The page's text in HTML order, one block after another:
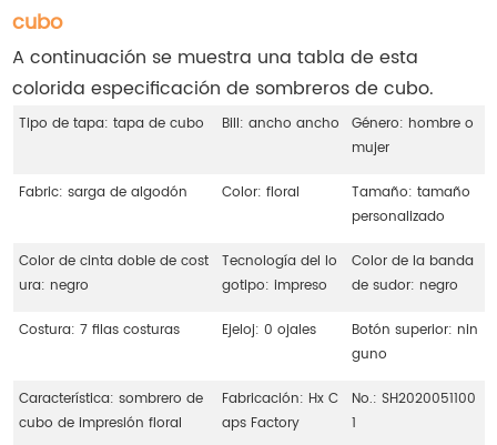
cubo
A continuación se muestra una tabla de esta
colorida especificación de sombreros de cubo.
Tipo de tapa: tapa de cubo Bill: ancho ancho
Género: hombre o
mujer
Fabric: sarga de algodón Color: floral
Tamaño: tamaño
personalizado
Color de cinta doble de cost
ura: negro
Tecnología del lo
gotipo: impreso
Color de la banda
de sudor: negro
Costura: 7 filas costuras Ejeloj: 0 ojales
Botón superior: nin
guno
Característica: sombrero de
cubo de impresión floral
Fabricación: Hx C
aps Factory
No.: SH2020051100
1